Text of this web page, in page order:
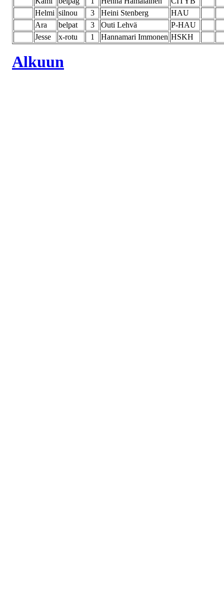
Helmi silnou 3 Heini Stenberg
HAU
Ara
belpat 3 Outi Lehvä
P-HAU
Jesse
x-rotu 1 Hannamari Immonen HSKH
Alkuun